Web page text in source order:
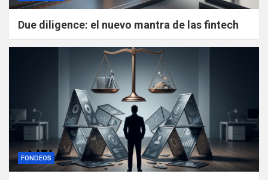
Due diligence: el nuevo mantra de las fintech
FONDEOS